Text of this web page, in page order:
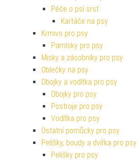
Péče o psí srst
Kartáče na psy
Krmivo pro psy
Pamlsky pro psy
Misky a zásobníky pro psy
Oblečky na psy
Obojky a vodítka pro psy
Obojky pro psy
Postroje pro psy
Vodítka pro psy
Ostatní pomůcky pro psy
Pelíšky, boudy a dvířka pro psy
Pelíšky pro psy